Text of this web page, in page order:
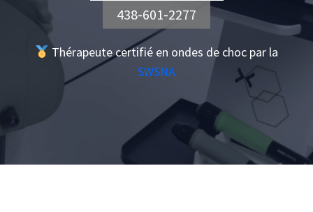
438-601-2277
Thérapeute certifié en ondes de choc par la
SWSNA